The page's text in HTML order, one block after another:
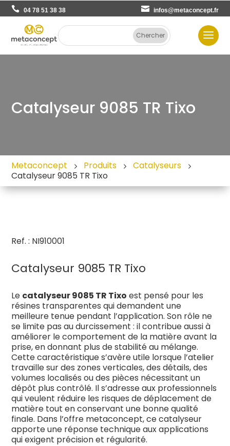
04 78 51 38 38 infos@metaconcept.fr
Catalyseur 9085 TR Tixo
Metaconcept Produits
Catalyseurs
Catalyseur 9085 TR Tixo
Ref. : NI910001
Catalyseur 9085 TR Tixo
Le catalyseur 9085 TR Tixo est pensé pour les
résines transparentes qui demandent une
meilleure tenue pendant l’application. Son rôle ne
se limite pas au durcissement : il contribue aussi à
améliorer le comportement de la matière avant la
prise, en donnant plus de stabilité au mélange.
Cette caractéristique s’avère utile lorsque l’atelier
travaille sur des zones verticales, des détails, des
volumes localisés ou des pièces nécessitant un
dépôt plus contrôlé. Il s’adresse aux professionnels
qui veulent réduire les risques de déplacement de
matière tout en conservant une bonne qualité
finale. Dans l’offre metaconcept, ce catalyseur
apporte une réponse technique aux applications
qui exigent précision et régularité.